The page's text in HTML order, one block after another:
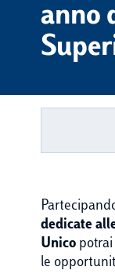
anno
dedicate
Unico potrai
le